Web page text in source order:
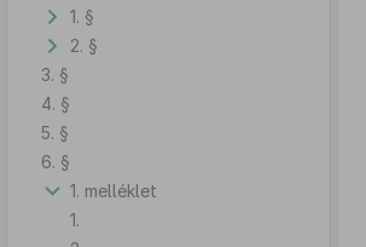
1. §
2. §
3. §
4. §
5. §
6. §
1. melléklet
1.